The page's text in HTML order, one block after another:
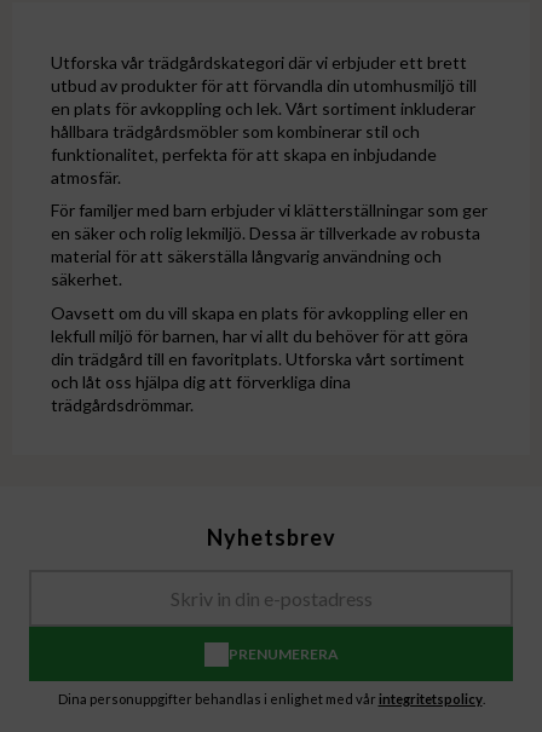
Utforska vår trädgårdskategori där vi erbjuder ett brett
utbud av produkter för att förvandla din utomhusmiljö till
en plats för avkoppling och lek. Vårt sortiment inkluderar
hållbara trädgårdsmöbler som kombinerar stil och
funktionalitet, perfekta för att skapa en inbjudande
atmosfär.
För familjer med barn erbjuder vi klätterställningar som ger
en säker och rolig lekmiljö. Dessa är tillverkade av robusta
material för att säkerställa långvarig användning och
säkerhet.
Oavsett om du vill skapa en plats för avkoppling eller en
lekfull miljö för barnen, har vi allt du behöver för att göra
din trädgård till en favoritplats. Utforska vårt sortiment
och låt oss hjälpa dig att förverkliga dina
trädgårdsdrömmar.
Nyhetsbrev
PRENUMERERA
Dina personuppgifter behandlas i enlighet med vår integritetspolicy.